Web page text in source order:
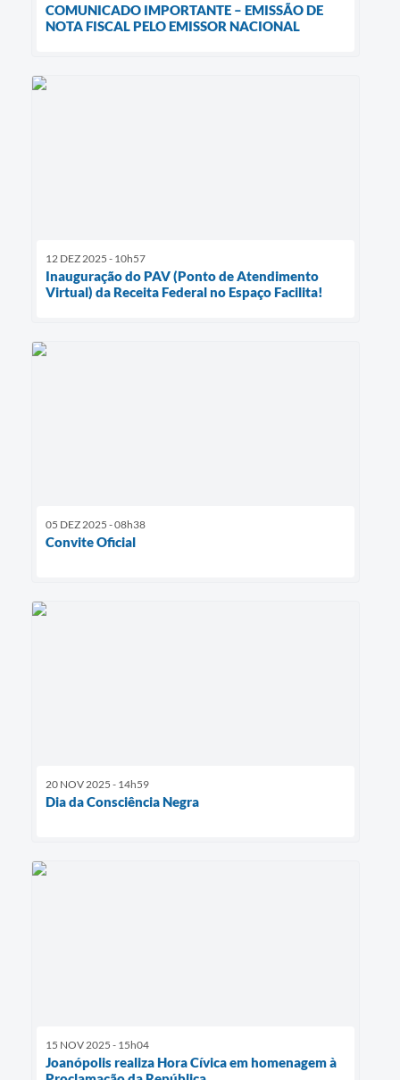
COMUNICADO IMPORTANTE – EMISSÃO DE
NOTA FISCAL PELO EMISSOR NACIONAL
12 DEZ 2025 - 10h57
Inauguração do PAV (Ponto de Atendimento
Virtual) da Receita Federal no Espaço Facilita!
05 DEZ 2025 - 08h38
Convite Oficial
20 NOV 2025 - 14h59
Dia da Consciência Negra
15 NOV 2025 - 15h04
Joanópolis realiza Hora Cívica em homenagem à